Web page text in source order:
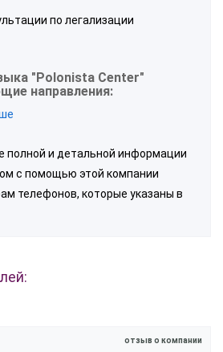
по легализации
"Polonista Center"
направления:
полной и детальной информации
с помощью этой компании
телефонов, которые указаны в
отзыв о компании